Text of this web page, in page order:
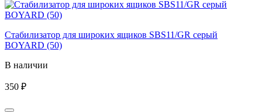
Cтабилизатор для широких ящиков SBS11/GR серый
BOYARD (50)
В наличии
350 ₽